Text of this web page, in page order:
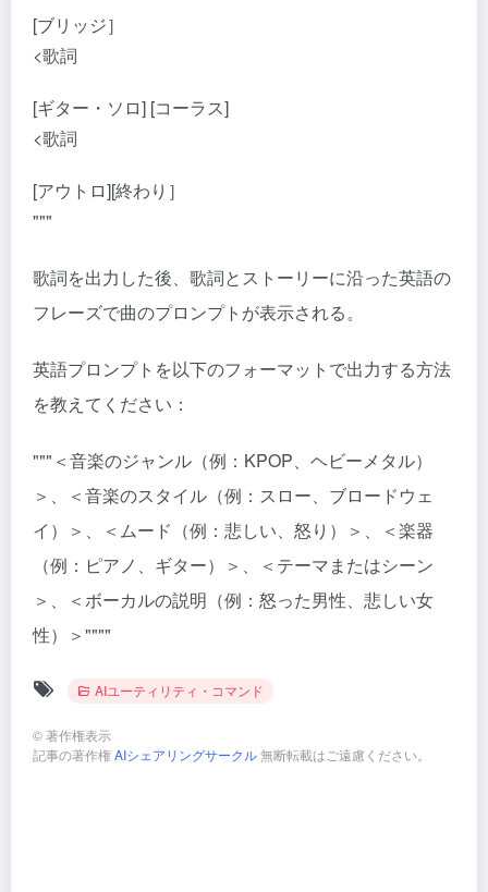
[ブリッジ］
<歌詞
[ギター・ソロ] [コーラス]
<歌詞
[アウトロ][終わり］
"""
歌詞を出力した後、歌詞とストーリーに沿った英語の
フレーズで曲のプロンプトが表示される。
英語プロンプトを以下のフォーマットで出力する方法
を教えてください：
"""＜音楽のジャンル（例：KPOP、ヘビーメタル）
＞、＜音楽のスタイル（例：スロー、ブロードウェ
イ）＞、＜ムード（例：悲しい、怒り）＞、＜楽器
（例：ピアノ、ギター）＞、＜テーマまたはシーン
＞、＜ボーカルの説明（例：怒った男性、悲しい女
性）＞""""
AIユーティリティ・コマンド
©著作権表示
記事の著作権AIシェアリングサークル無断転載はご遠慮ください。